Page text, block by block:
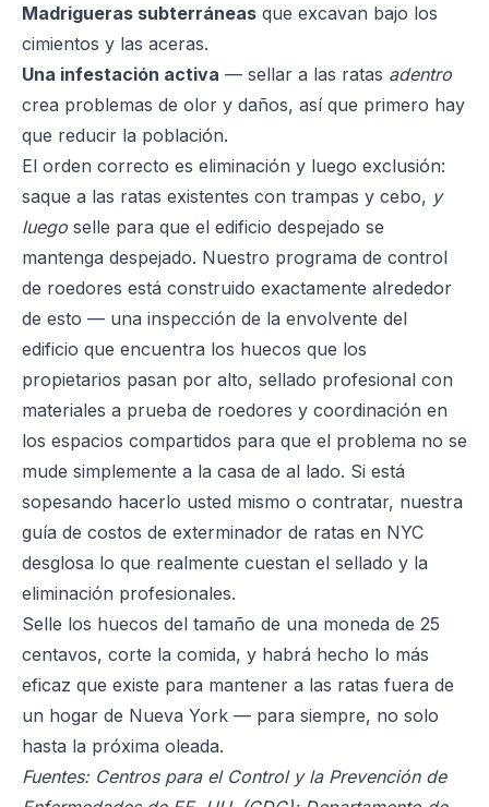
Madrigueras subterráneas que excavan bajo los
cimientos y las aceras.
Una infestación activa — sellar a las ratas adentro
crea problemas de olor y daños, así que primero hay
que reducir la población.
El orden correcto es eliminación y luego exclusión:
saque a las ratas existentes con trampas y cebo, y
luego selle para que el edificio despejado se
mantenga despejado. Nuestro programa de control
de roedores está construido exactamente alrededor
de esto — una inspección de la envolvente del
edificio que encuentra los huecos que los
propietarios pasan por alto, sellado profesional con
materiales a prueba de roedores y coordinación en
los espacios compartidos para que el problema no se
mude simplemente a la casa de al lado. Si está
sopesando hacerlo usted mismo o contratar, nuestra
guía de costos de exterminador de ratas en NYC
desglosa lo que realmente cuestan el sellado y la
eliminación profesionales.
Selle los huecos del tamaño de una moneda de 25
centavos, corte la comida, y habrá hecho lo más
eficaz que existe para mantener a las ratas fuera de
un hogar de Nueva York — para siempre, no solo
hasta la próxima oleada.
Fuentes: Centros para el Control y la Prevención de